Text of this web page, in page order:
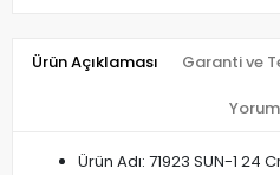
Ürün Açıklaması Garanti ve
Ürün Adı: 71923 SUN-1 24